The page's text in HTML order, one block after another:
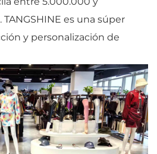
es una súper
y personalización de